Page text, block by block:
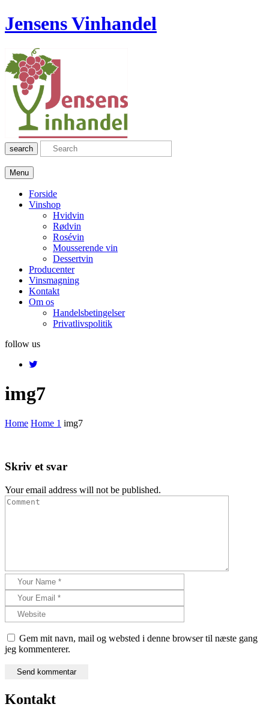
Jensens Vinhandel
search
Menu
Forside
Vinshop
Hvidvin
Rødvin
Rosévin
Mousserende vin
Dessertvin
Producenter
Vinsmagning
Kontakt
Om os
Handelsbetingelser
Privatlivspolitik
follow us
img7
Home Home 1 img7
Skriv et svar
Your email address will not be published.
Gem mit navn, mail og websted i denne browser til næste gang
jeg kommenterer.
Kontakt